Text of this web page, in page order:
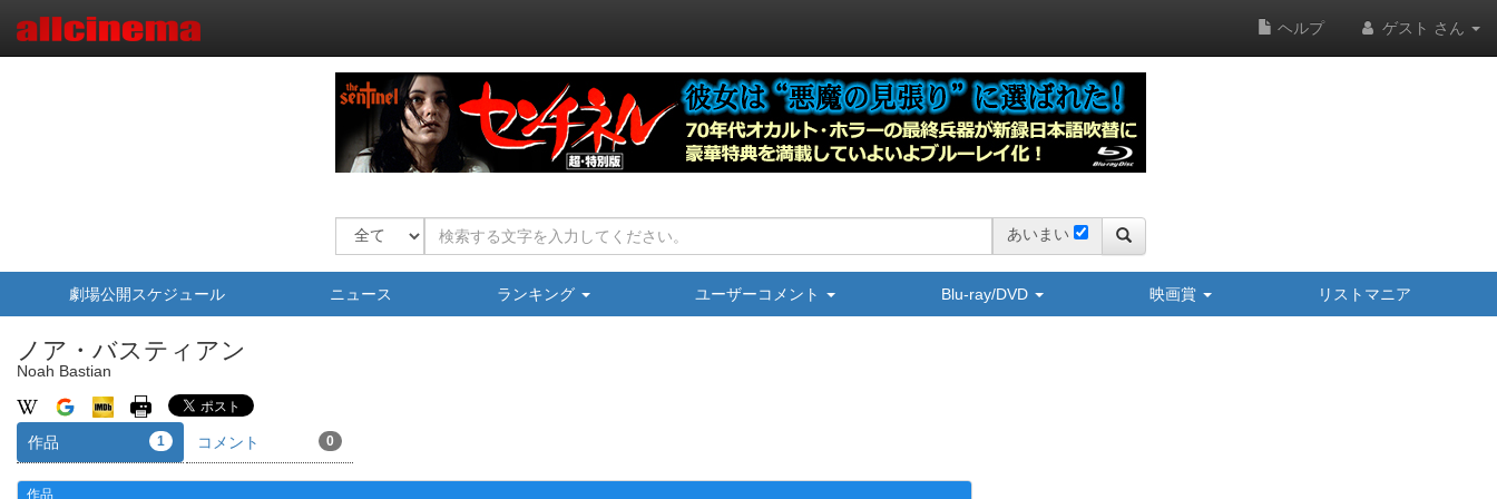
ヘルプ ゲスト さん
あいまい
劇場公開スケジュール ニュース ランキング ユーザーコメント Blu-ray/DVD 映画賞 リストマニア
ノア・バスティアン
Noah Bastian
作品 1 コメント 0
作品